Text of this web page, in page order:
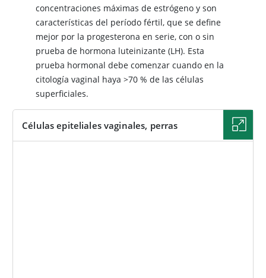
concentraciones máximas de estrógeno y son
características del período fértil, que se define
mejor por la progesterona en serie, con o sin
prueba de hormona luteinizante (LH). Esta
prueba hormonal debe comenzar cuando en la
citología vaginal haya >70 % de las células
superficiales.
Células epiteliales vaginales, perras